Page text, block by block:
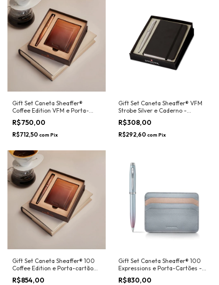
Gift Set Caneta Sheaffer®
Coffee Edition VFM e Porta-
Cartões - Sheaffer
R$750,00
R$712,50 com Pix
Gift Set Caneta Sheaffer® VFM
Strobe Silver e Caderno -
Sheaffer
R$308,00
R$292,60 com Pix
Gift Set Caneta Sheaffer® 100
Coffee Edition e Porta-cartão
couro - Sheaffer
R$854,00
Gift Set Caneta Sheaffer® 100
Expressions e Porta-Cartões -
Sheaffer
R$830,00